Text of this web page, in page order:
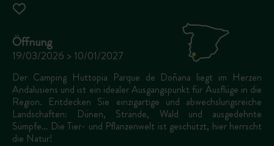
Öffnung
19/03/2026 > 10/01/2027
Der Camping Huttopia Parque de Doñana liegt im Herzen
Andalusiens und ist ein idealer Ausgangspunkt für Ausflüge in die
Region. Entdecken Sie einzigartige und abwechslungsreiche
Landschaften: Dünen, Strände, Wald und ausgedehnte
Sümpfe… Die Tier- und Pflanzenwelt ist geschützt, hier herrscht
die Natur!